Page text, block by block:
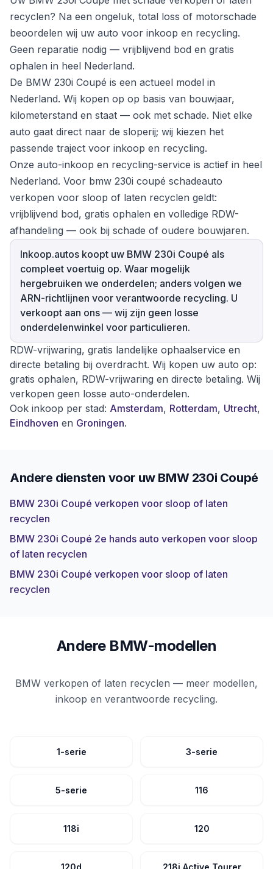
recyclen? Na een ongeluk, total loss of motorschade
beoordelen wij uw auto voor inkoop en recycling.
Geen reparatie nodig — vrijblijvend bod en gratis
ophalen in heel Nederland.
De BMW 230i Coupé is een actueel model in
Nederland. Wij kopen op op basis van bouwjaar,
kilometerstand en staat — ook met schade. Niet elke
auto gaat direct naar de sloperij; wij kiezen het
passende traject voor inkoop en recycling.
Onze auto-inkoop en recycling-service is actief in heel
Nederland. Voor bmw 230i coupé schadeauto
verkopen voor sloop of laten recyclen geldt:
vrijblijvend bod, gratis ophalen en volledige RDW-
afhandeling — ook bij schade of oudere bouwjaren.
Inkoop.autos koopt uw BMW 230i Coupé als
compleet voertuig op. Waar mogelijk
hergebruiken we onderdelen; anders volgen we
ARN-richtlijnen voor verantwoorde recycling. U
verkoopt aan ons — wij zijn geen losse
onderdelenwinkel voor particulieren.
RDW-vrijwaring, gratis landelijke ophaalservice en
directe betaling bij overdracht. Wij kopen uw auto op:
gratis ophalen, RDW-vrijwaring en directe betaling. Wij
verkopen geen losse auto-onderdelen.
Ook inkoop per stad: Amsterdam, Rotterdam, Utrecht,
Eindhoven en Groningen.
Andere diensten voor uw BMW 230i Coupé
BMW 230i Coupé verkopen voor sloop of laten
recyclen
BMW 230i Coupé 2e hands auto verkopen voor sloop
of laten recyclen
BMW 230i Coupé verkopen voor sloop of laten
recyclen
Andere BMW-modellen
BMW verkopen of laten recyclen — meer modellen,
inkoop en verantwoorde recycling.
1-serie 3-serie
5-serie 116
118i 120
120d 218i Active Tourer